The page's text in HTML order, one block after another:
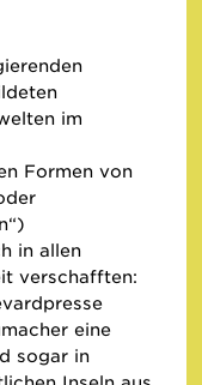
im
Formen von
in allen
verschafften:
eine
sogar in